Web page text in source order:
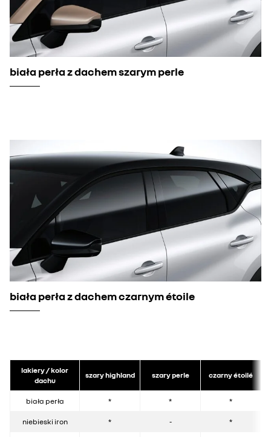
biała perła z dachem szarym perle
biała perła z dachem czarnym étoile
lakiery / kolor
dachu
szary highland szary perle czarny étoilé
biała perła * * *
niebieski iron * - *